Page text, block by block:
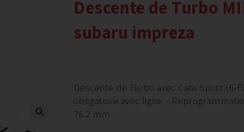
Descente de Turbo
subaru impreza
Descente de Turbo avec Cata Sport Hi-
obligatoire avec ligne –
76.2 mm